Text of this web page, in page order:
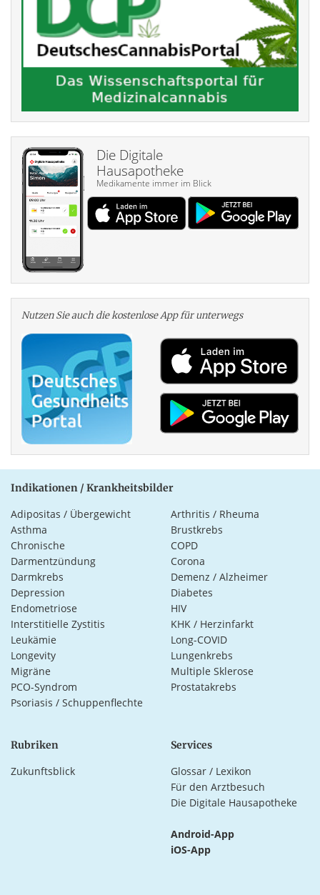
Die Digitale
Hausapotheke
Medikamente immer im Blick
Nutzen Sie auch die kosten­lose App für unterwegs
Indikationen / Krankheitsbilder
Adipositas / Übergewicht
Arthritis / Rheuma
Asthma
Brustkrebs
Chronische
Darmentzündung
COPD
Corona
Darmkrebs
Demenz / Alzheimer
Depression
Diabetes
Endometriose
HIV
Interstitielle Zystitis
KHK / Herzinfarkt
Leukämie
Long-COVID
Longevity
Lungenkrebs
Migräne
Multiple Sklerose
PCO-Syndrom
Prostatakrebs
Psoriasis / Schuppenflechte
Rubriken
Zukunftsblick
Services
Glossar / Lexikon
Für den Arztbesuch
Die Digitale Hausapotheke
Android-App
iOS-App